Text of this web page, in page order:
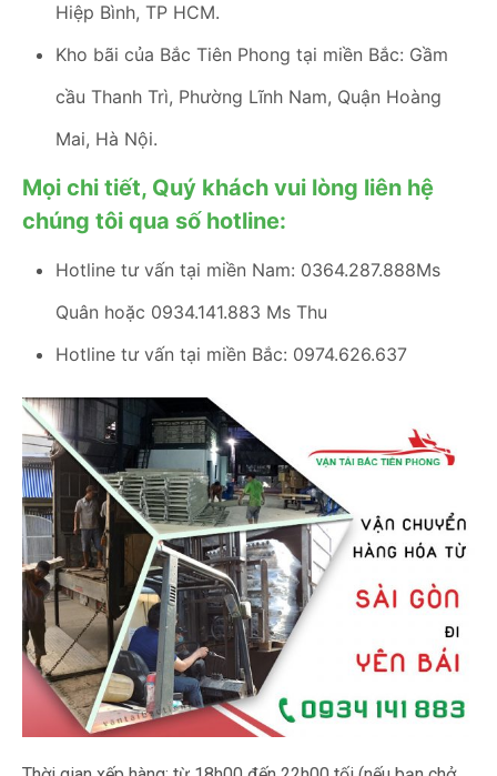
Hiệp Bình, TP HCM.
Kho bãi của Bắc Tiên Phong tại miền Bắc: Gầm
cầu Thanh Trì, Phường Lĩnh Nam, Quận Hoàng
Mai, Hà Nội.
Mọi chi tiết, Quý khách vui lòng liên hệ
chúng tôi qua số hotline:
Hotline tư vấn tại miền Nam: 0364.287.888Ms
Quân hoặc 0934.141.883 Ms Thu
Hotline tư vấn tại miền Bắc: 0974.626.637